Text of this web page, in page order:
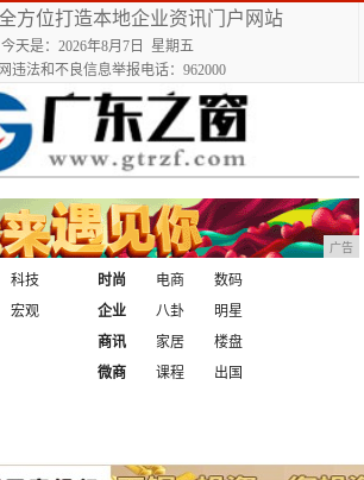
方位打造本地企业资讯门户网站
今天是：2026年8月7日 星期五
违法和不良信息举报电话：962000
广告
科技
宏观
时尚 电商
数码
企业
八卦
明星
商讯 家居
楼盘
微商
课程
出国